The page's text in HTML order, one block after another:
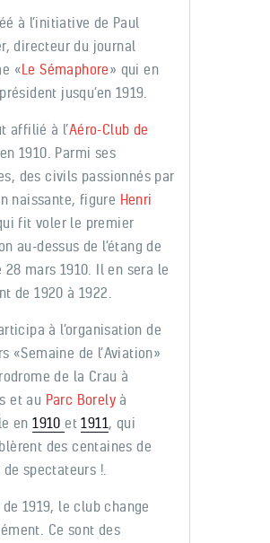
à l’initiative de Paul
directeur du journal
«Le Sémaphore» qui en
jusqu’en 1919.
affilié à l’Aéro-Club de
en 1910. Parmi ses
des civils passionnés par
naissante, figure Henri
fit voler le premier
au-dessus de l’étang de
28 mars 1910. Il en sera le
de 1920 à 1922.
à l’organisation de
«Semaine de l’Aviation»
de la Crau à
et au Parc Borely à
en1910et1911, qui
des centaines de
spectateurs !.
1919, le club change
Ce sont des